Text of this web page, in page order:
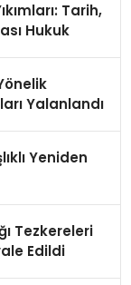
Tarih,
Hukuk
Yalanlandı
Yeniden
Tezkereleri
Edildi